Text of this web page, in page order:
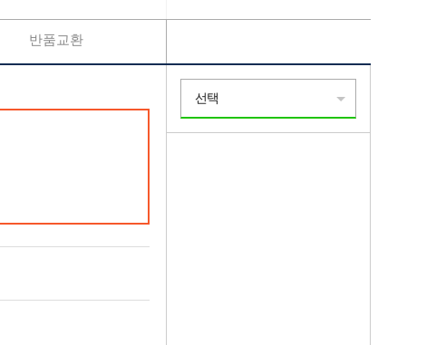
반품교환
선택